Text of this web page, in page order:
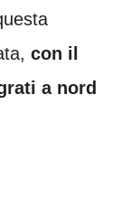
con il
a nord